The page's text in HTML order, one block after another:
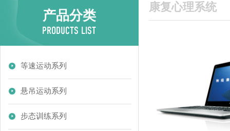
产品分类
等速运动系列
悬吊运动系列
步态训练系列
康复心理系统